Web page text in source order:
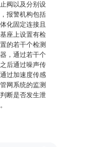
阀以及分别设
报警机构包括
化固定连接且
座上设置有检
的若干个检测
，通过若干个
后通过噪声传
过加速度传感
网系统的监测
断是否发生泄